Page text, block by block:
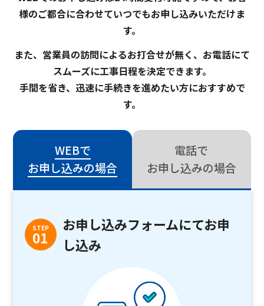
様のご都合に合わせていつでもお申し込みいただけま
す。
また、営業員の訪問によるお打合せが無く、お電話にて
スムーズに工事日程を決定できます。
手間を省き、迅速に手続きを進めたい方におすすめで
す。
WEBで
お申し込みの場合
電話で
お申し込みの場合
STEP
01
お申し込みフォームにてお申
し込み